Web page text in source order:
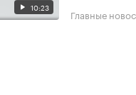
10:23 Главные